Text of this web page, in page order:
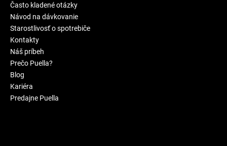
Často kladené otázky
Návod na dávkovanie
Starostlivosť o spotrebiče
Kontakty
Náš príbeh
Prečo Puella?
Blog
Kariéra
Predajne Puella